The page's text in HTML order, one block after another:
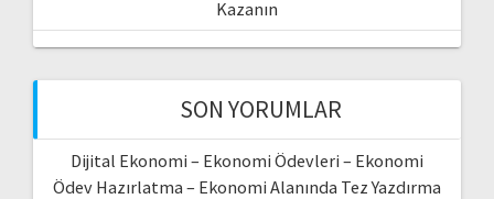
Kazanın
SON YORUMLAR
Dijital Ekonomi – Ekonomi Ödevleri – Ekonomi
Ödev Hazırlatma – Ekonomi Alanında Tez Yazdırma